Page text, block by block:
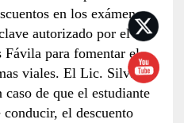
en los exámenes
autorizado por el
Fávila para fomentar el
viales. El Lic. Silva
de que el estudiante
el descuento